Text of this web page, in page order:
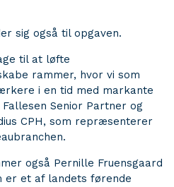
sig også til opgaven.
til at løfte
rammer, hvor vi som
i en tid med markante
Senior Partner og
CPH, som repræsenterer
også Pernille Fruensgaard
er et af landets førende